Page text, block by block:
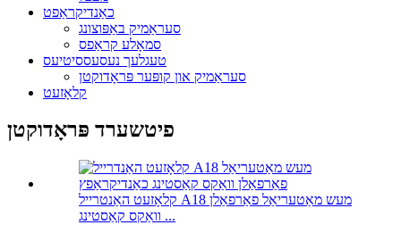
כאַנדיקראַפט
סעראַמיק באַפּוצונג
סמאָלע קראַפס
טעגלעך נעסעססיטיעס
סעראַמיק און קופּער פּראָדוקטן
קלאָזעט
פיטשערד פּראָדוקטן
קלאָזעט האַנטרייל A18 מעש מאַטעריאַל פאַרפאַלן
וואַקס קאַסטינג ...